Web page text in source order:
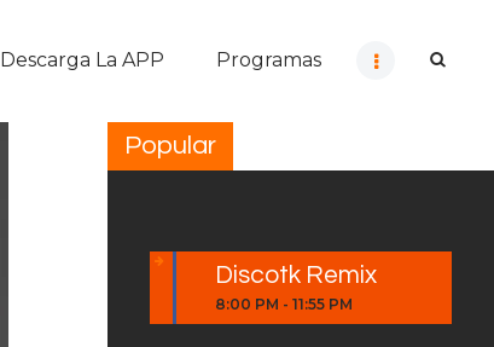
Descarga La APP Programas
Popular
Discotk Remix
8:00 PM -11:55 PM